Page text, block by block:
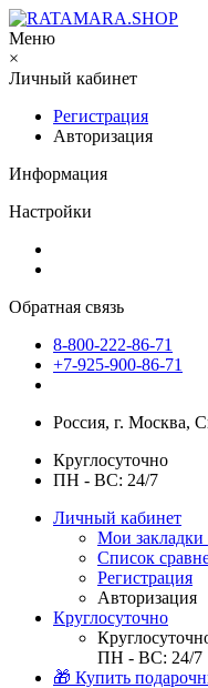
Меню
×
Личный кабинет
Регистрация
Авторизация
Информация
Настройки
Обратная связь
8-800-222-86-71
+7-925-900-86-71
Россия, г. Москва,
Круглосуточно
ПН - ВС: 24/7
Личный кабинет
Мои закладки
Список
Регистрация
Авторизация
Круглосуточно
ПН - ВС: 24/7
🎁 Купить